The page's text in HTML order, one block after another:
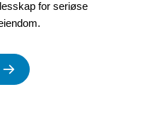
for seriøse